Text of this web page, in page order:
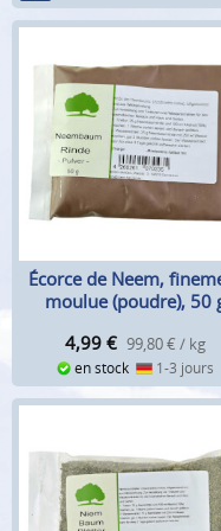
Écorce de Neem,
moulue (poudre), 50
4,99 € 99,80 € / kg
en stock 1-3 jours